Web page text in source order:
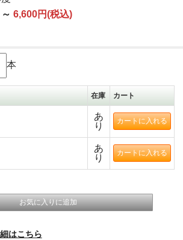
～ 6,600円(税込)
本
在庫 カート
あ
り
あ
り
はこちら